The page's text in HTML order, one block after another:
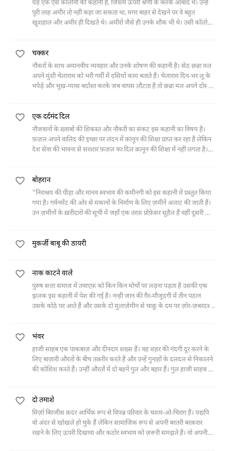
तकल्लुफ़ी से मौसम और मंहगाई पर बात करने लगते हैं।
यह एक ऐसे कॉलोनी की कहानी है, जिसमें ऊपरी श्रेणी के क्लर्क आबाद थे। उन्हें
पूरी तरह अमीर तो नहीं कहा जा सकता था, मगर बाहर से देखने पर वे बहुत
खुशहाल और अमीर ही दिखते थे। अमीरों जैसे ही उनके शौक भी थे। उसी कॉलोनी
भाग गईं। लोग ग़ुस्से से भरे बैठे थे कि उनके सामने बॉम्बे वाला आ निकला। और
फिर...
चक्कर
नौकरों के साथ अमानवीय व्यवहार और उनके शोषण की कहानी है। सेठ छन्ना मल
अपने मुंशी चेलाराम को भरी गर्मी में दसियों काम बताते हैं। चेलाराम दिन-भर लू के
थपेड़े और भूख-प्यास बर्दाश्त करके जब वापस लौटता है तो छन्ना मल अपने दोस्तों
ध्यान नहीं देते और वो अपने घर लौट आता है। घर के बाहर वो चारपाई पर लेट कर
अपने पड़ोसी को देखने लगता है जो अपने घोड़े को चुम्कार कर प्यार से मालिश कर
रहा है। चेलाराम की बीवी कई बार खाना खाने के लिए बुलाने आती है लेकिन वो
निरंतर ख़ामोश दर्शन में लीन रहता है। शायद वो आवागवन की समस्या पर विचार
एक दर्दमंद दिल
नौजवानों के ख़्वाबों की शिकस्त और नौकरी का संकट इस कहानी का विषय है।
फ़ज़ल अपने वालिद की इच्छा पर लंदन में क़ानून की शिक्षा प्राप्त कर रहा है लेकिन
देश सेवा की भावना से सरशार फ़ज़ल का दिल क़ानून की शिक्षा में नहीं लगता है।
प्रभावित हो कर उसकी सहयोगी बनने की इच्छा प्रकट करती है। फ़ज़ल तुरंत घर तार
देता है कि वो क़ानून की शिक्षा छोड़कर वतन वापस आ रहा है और उसने शादी भी
कर ली है। बंदरगाह पर उसे घर का मुलाज़िम एक ख़त देता है जिसमें वालिद ने
उससे अपनी असंबद्धता प्रकट की थी। एक महीने तक दोनों एक होटल में ठहरे रहते
रोज़ मेरी के चेहरे का रंग फ़क़ हो जाता है तो फ़ज़ल उससे कहता है, आख़िर ललित
कला की सेवा भी तो राष्ट्र सेवा ही है ना।
बोहरान
"निराश्रय की पीड़ा और मानव स्वभाव की कमीनगी को इस कहानी में प्रस्तुत किया
गया है। गर्वनमेंट की ओर से मकानों के निर्माण के लिए ज़मीनें अलाट की जाती हैं।
उन ज़मीनों के ख़रीदारों की सूची में जहाँ एक तरफ़ प्रोफ़ेसर सुहैल हैं वहीं दूसरी ओर
बन कर तैयार होता है तो इतना बे-ढंगा होता है कि वो ख़ुद को किसी तरह भी उसमें
सुहैल दोष रहित मकान बनाने का निश्चय करके अख़बार उठा लेते हैं और ख़ाली
ज़मीनों के इश्तिहार पढ़ने लगते हैं।"
मुकर्जी बाबू की डायरी
नाक काटने वाले
पुरुष सत्ता समाज में तवाएफ़ को किन किन मोर्चों पर लड़ना पड़ता है उसकी एक
झलक इस कहानी में पेश की गई है। नन्ही जान की ग़ैर-मौजूदगी में तीन पठान
उसके कोठे पर आते हैं और उसके दो मुलाज़ेमीन से चाक़ू के दम पर ज़ोर-ज़बरदस्ती
बाद ही नन्ही जान लौटती है। नन्ही जान अपने मुलाज़ेमीन को तसल्ली देकर सोने
चली जाती है और उसके मुलाज़िम आपस में अनुमान लगाते हैं कि अमुक या अमुक
ने ईर्ष्या और द्वेष में उन ग़ुंडों को भेजा होगा।
भंवर
हाजी साहब एक पाकबाज़ और दीनदार शख्स हैं। वह शहर की गंदगी दूर करने के
लिए बाज़ारी औरतों के बीच तक़रीर करते हैं और उन्हें गुनाहों के दलदल से निकालने
की कोशिश करते हैं। उन्हीं औरतों में दो बहनें गुल और बहार हैं। गुल हाजी साहब की
हाजी साहब उसकी फ़िक्र में दुखी है कि आख़िर में गुल की बहन बहार भी उनके
पास चली आती है।
दो तमाशे
मिर्ज़ा बिरजीस क़दर आर्थिक रूप से विपन्न परिवार के चशम-ओ-चिराग़ हैं। यद्यपि
वो अंदर से खोखले हो चुके हैं लेकिन सामाजिक रूप से अपनी बरतरी बरक़रार
रखने के लिए ऊपरी दिखावा और कठोर स्वभाव को ज़रूरी समझते हैं। वो अपनी